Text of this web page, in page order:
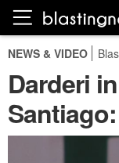
NEWS & VIDEO
Darderi